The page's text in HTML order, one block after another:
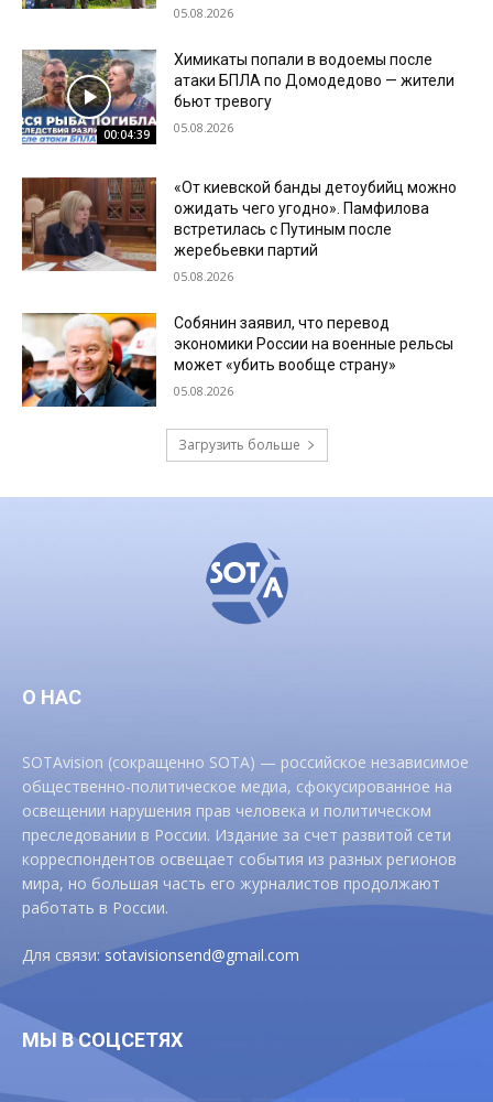
05.08.2026
00:04:39
Химикаты попали в водоемы после
атаки БПЛА по Домодедово — жители
бьют тревогу
05.08.2026
«От киевской банды детоубийц можно
ожидать чего угодно». Памфилова
встретилась с Путиным после
жеребьевки партий
05.08.2026
Собянин заявил, что перевод
экономики России на военные рельсы
может «убить вообще страну»
05.08.2026
Загрузить больше
О НАС
SOTAvision (сокращенно SOTA) — российское независимое
общественно-политическое медиа, сфокусированное на
освещении нарушения прав человека и политическом
преследовании в России. Издание за счет развитой сети
корреспондентов освещает события из разных регионов
мира, но большая часть его журналистов продолжают
работать в России.
Для связи:sotavisionsend@gmail.com
МЫ В СОЦСЕТЯХ